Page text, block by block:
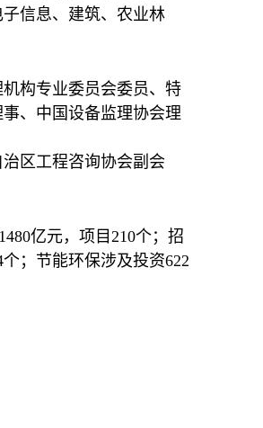
信息、建筑、农业林
构专业委员会委员、特
、中国设备监理协会理
区工程咨询协会副会
亿元，项目210个；招
；节能环保涉及投资622